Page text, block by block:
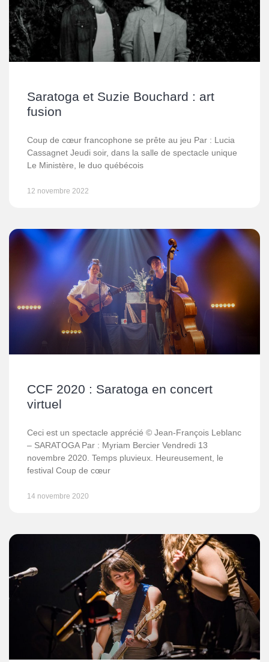
Saratoga et Suzie Bouchard : art
fusion
Coup de cœur francophone se prête au jeu Par : Lucia
Cassagnet Jeudi soir, dans la salle de spectacle unique
Le Ministère, le duo québécois
12 novembre 2022
CCF 2020 : Saratoga en concert
virtuel
Ceci est un spectacle apprécié © Jean-François Leblanc
– SARATOGA Par : Myriam Bercier Vendredi 13
novembre 2020. Temps pluvieux. Heureusement, le
festival Coup de cœur
14 novembre 2020